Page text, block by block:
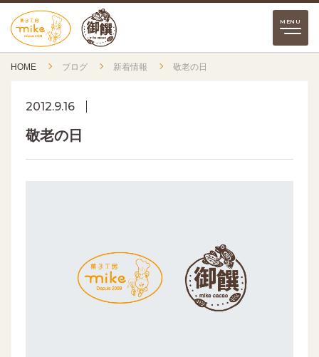
HOME ブログ 新着情報 敬老の日
2012.9.16
敬老の日